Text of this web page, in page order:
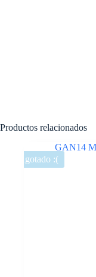
Productos relacionados
Agotado :(